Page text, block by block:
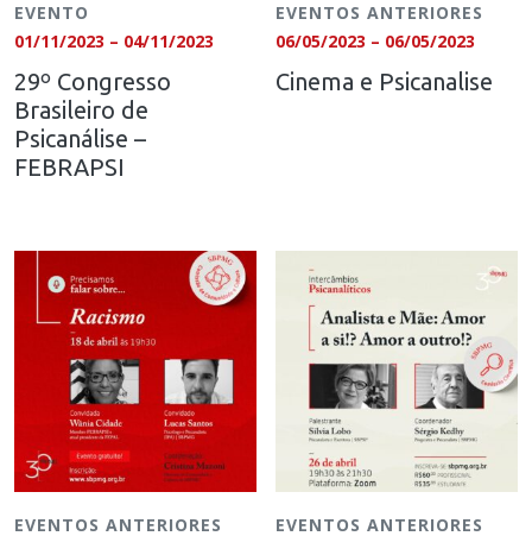
EVENTO
01/11/2023 – 04/11/2023
29º Congresso
Brasileiro de
Psicanálise –
FEBRAPSI
EVENTOS ANTERIORES
06/05/2023 – 06/05/2023
Cinema e Psicanalise
EVENTOS ANTERIORES EVENTOS ANTERIORES